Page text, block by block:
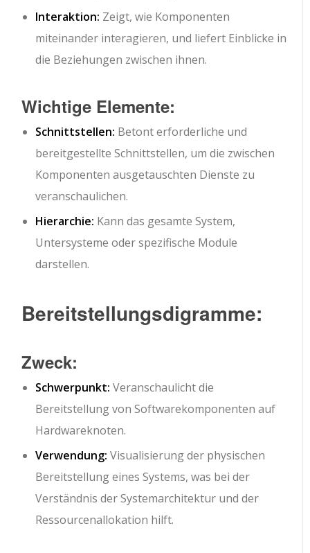
Interaktion: Zeigt, wie Komponenten
miteinander interagieren, und liefert Einblicke in
die Beziehungen zwischen ihnen.
Wichtige Elemente:
Schnittstellen: Betont erforderliche und
bereitgestellte Schnittstellen, um die zwischen
Komponenten ausgetauschten Dienste zu
veranschaulichen.
Hierarchie: Kann das gesamte System,
Untersysteme oder spezifische Module
darstellen.
Bereitstellungsdigramme:
Zweck:
Schwerpunkt: Veranschaulicht die
Bereitstellung von Softwarekomponenten auf
Hardwareknoten.
Verwendung: Visualisierung der physischen
Bereitstellung eines Systems, was bei der
Verständnis der Systemarchitektur und der
Ressourcenallokation hilft.